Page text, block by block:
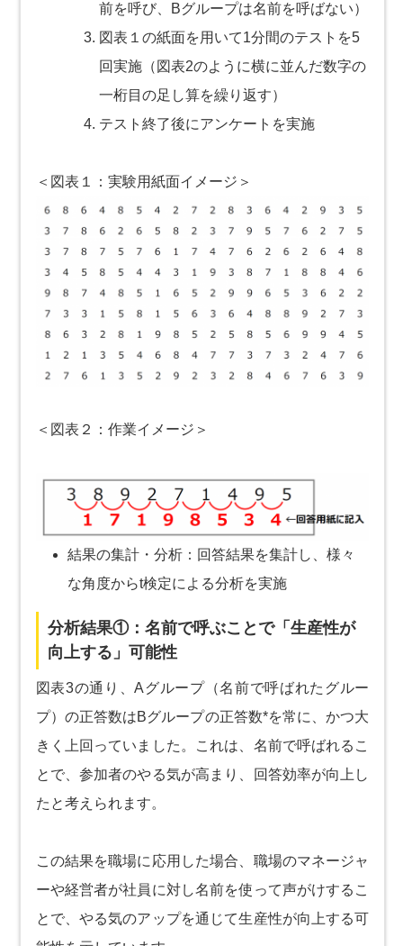
前を呼び、Bグループは名前を呼ばない）
図表１の紙面を用いて1分間のテストを5
回実施（図表2のように横に並んだ数字の
一桁目の足し算を繰り返す）
テスト終了後にアンケートを実施
＜図表１：実験用紙面イメージ＞
＜図表２：作業イメージ＞
結果の集計・分析：回答結果を集計し、様々
な角度からt検定による分析を実施
分析結果①：名前で呼ぶことで「生産性が
向上する」可能性
図表3の通り、Aグループ（名前で呼ばれたグルー
プ）の正答数はBグループの正答数*を常に、かつ大
きく上回っていました。これは、名前で呼ばれるこ
とで、参加者のやる気が高まり、回答効率が向上し
たと考えられます。
この結果を職場に応用した場合、職場のマネージャ
ーや経営者が社員に対し名前を使って声がけするこ
とで、やる気のアップを通じて生産性が向上する可